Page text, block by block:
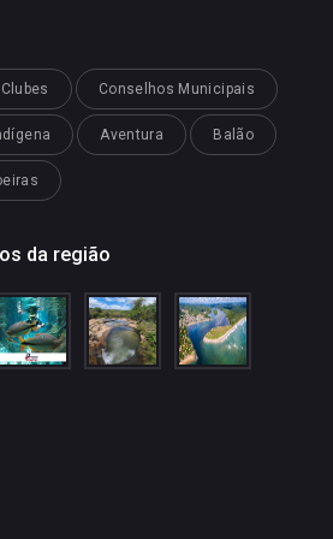
Clubes Conselhos Municipais
Aventura Balão
da região